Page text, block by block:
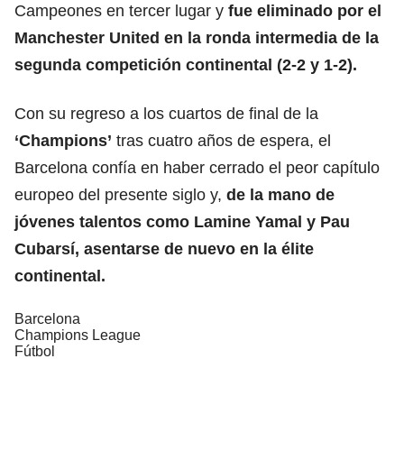
Campeones en tercer lugar y fue eliminado por el
Manchester United en la ronda intermedia de la
segunda competición continental (2-2 y 1-2).
Con su regreso a los cuartos de final de la
‘Champions’ tras cuatro años de espera, el
Barcelona confía en haber cerrado el peor capítulo
europeo del presente siglo y, de la mano de
jóvenes talentos como Lamine Yamal y Pau
Cubarsí, asentarse de nuevo en la élite
continental.
Barcelona
Champions League
Fútbol